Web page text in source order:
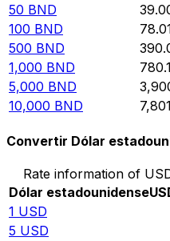
50 BND
100 BND
500 BND
1,000 BND
5,000 BND
10,000 BND
Convertir Dólar
Rate information of
Dólar estadounidense
1 USD
5 USD